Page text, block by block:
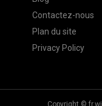
Contactez-nous
Plan du site
Privacy Policy
Copyright ©